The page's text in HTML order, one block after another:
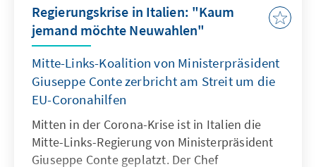
Regierungskrise in Italien: "Kaum
jemand möchte Neuwahlen"
Mitte-Links-Koalition von Ministerpräsident
Giuseppe Conte zerbricht am Streit um die
EU-Coronahilfen
Mitten in der Corona-Krise ist in Italien die
Mitte-Links-Regierung von Ministerpräsident
Giuseppe Conte geplatzt. Der Chef